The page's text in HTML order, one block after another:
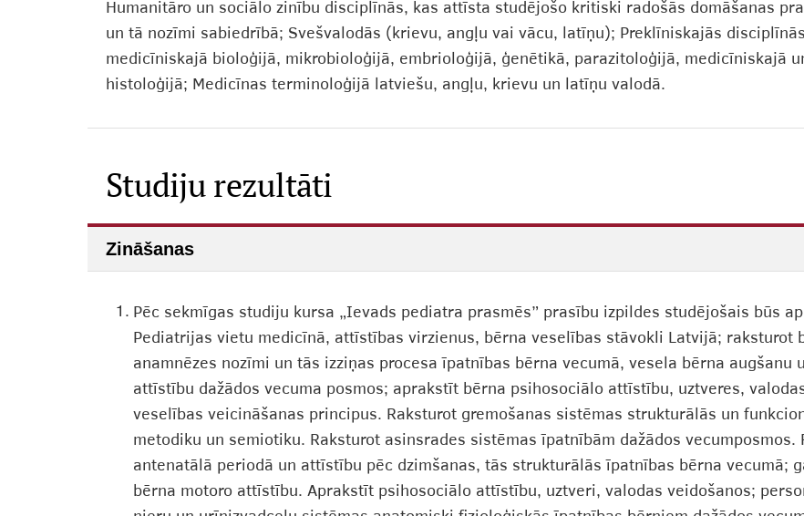
Humanitāro un sociālo zinību disciplīnās, kas attīsta studējošo kritiski radošās domāšanas
un tā nozīmi sabiedrībā; Svešvalodās (krievu, angļu vai vācu, latīņu); Preklīniskajās
medicīniskajā bioloģijā, mikrobioloģijā, embrioloģijā, ģenētikā, parazitoloģijā, medicīniskajā
histoloģijā; Medicīnas terminoloģijā latviešu, angļu, krievu un latīņu valodā.
Studiju rezultāti
Zināšanas
1. Pēc sekmīgas studiju kursa „Ievads pediatra prasmēs” prasību izpildes studējošais būs
Pediatrijas vietu medicīnā, attīstības virzienus, bērna veselības stāvokli Latvijā; raksturot
anamnēzes nozīmi un tās izziņas procesa īpatnības bērna vecumā, vesela bērna
attīstību dažādos vecuma posmos; aprakstīt bērna psihosociālo attīstību, uztveres,
veselības veicināšanas principus. Raksturot gremošanas sistēmas strukturālās un
metodiku un semiotiku. Raksturot asinsrades sistēmas īpatnībām dažādos
antenatālā periodā un attīstību pēc dzimšanas, tās strukturālās īpatnības bērna vecumā;
bērna motoro attīstību. Aprakstīt psihosociālo attīstību, uztveri, valodas veidošanos;